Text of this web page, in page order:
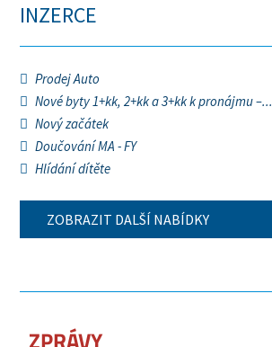
INZERCE
Prodej Auto
Nové byty 1+kk, 2+kk a 3+kk k pronájmu –...
Nový začátek
Doučování MA - FY
Hlídání dítěte
ZOBRAZIT DALŠÍ NABÍDKY